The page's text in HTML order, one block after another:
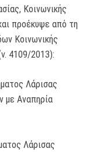
Κοινωνικής
προέκυψε από τη
Κοινωνικής
4109/2013):
Λάρισας
με Αναπηρία
Λάρισας